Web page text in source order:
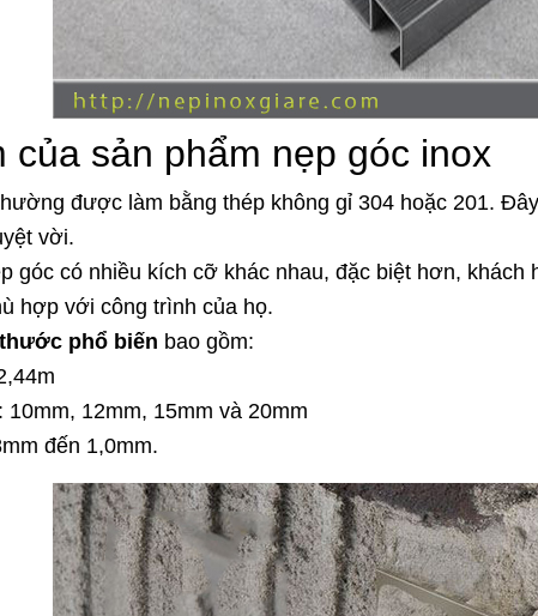
của sản phẩm nẹp góc inox
được làm bằng thép không gỉ 304 hoặc 201.
vời.
góc có nhiều kích cỡ khác nhau, đặc biệt hơn,
hợp với công trình của họ.
phổ biến bao gồm:
10mm, 12mm, 15mm và 20mm
đến 1,0mm.